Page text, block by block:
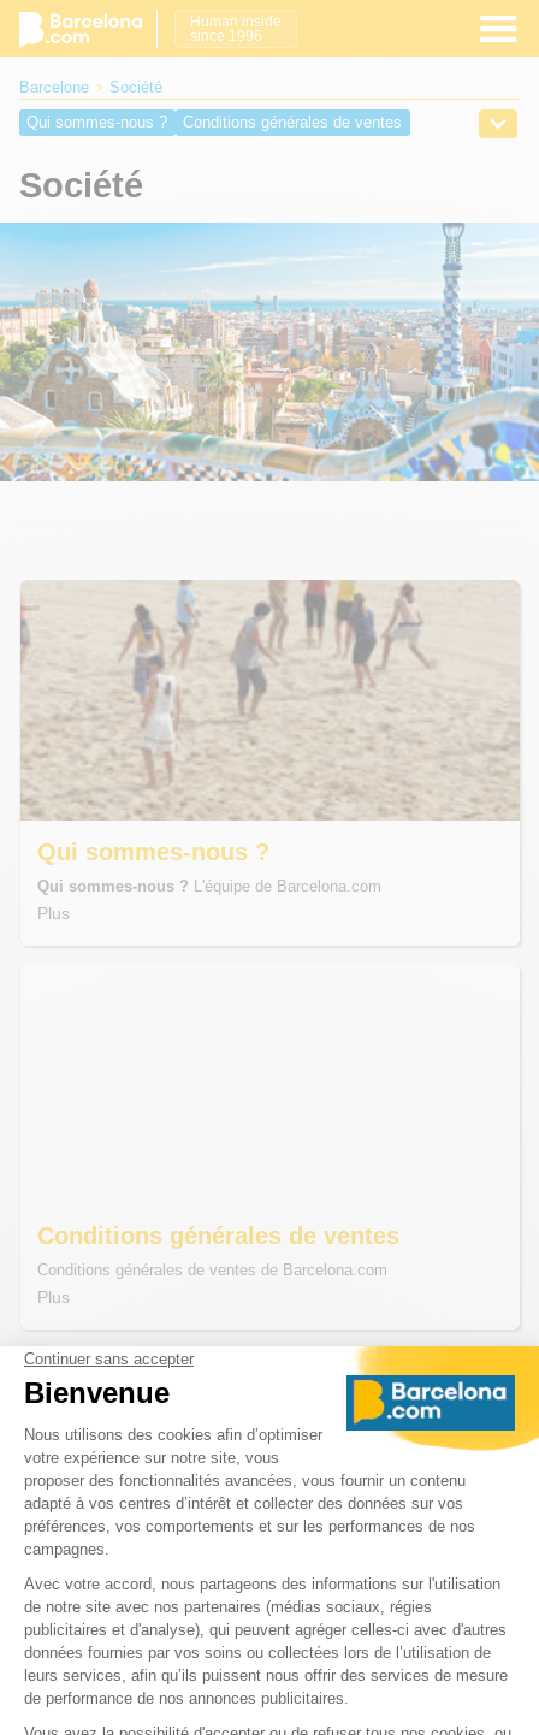
Human inside
since 1996
Barcelone
Société
Qui sommes-nous ?
Conditions générales de ventes
Société
Qui sommes-nous ?
Qui sommes-nous ? L'équipe de Barcelona.com
Plus
Conditions générales de ventes
Conditions générales de ventes de Barcelona.com
Plus
Politique de confidentialité
Politique de confidentialité de Barcelona.com
Barcelona.com Inc. (ci-après dénommée "Barcelona.com" ou
"nous") prend très au sérieux la protection de vos données